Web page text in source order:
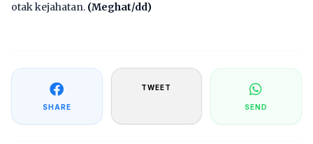
otak kejahatan. (Meghat/dd)
SHARE
TWEET
SEND